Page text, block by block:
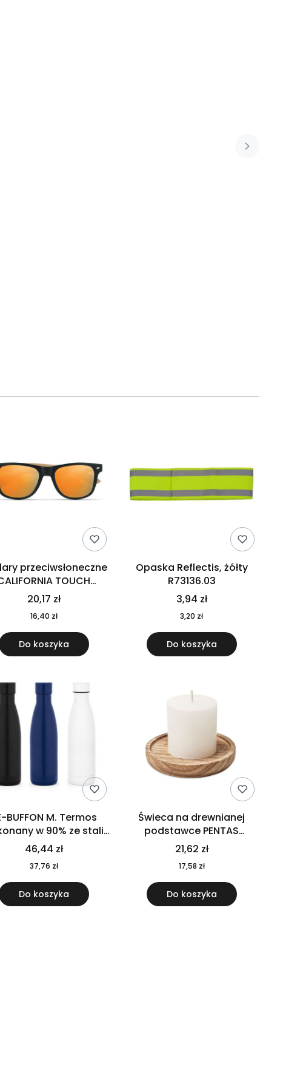
przeciwsłoneczne
TOUCH
MO9617-10
20,17 zł
16,40 zł
Do koszyka
Opaska Reflectis, żółty
R73136.03
3,94 zł
3,20 zł
Do koszyka
BUFFON M. Termos
w 90% ze stali
pochodzącej z
520 ml 94294
46,44 zł
37,76 zł
Do koszyka
Świeca na drewnianej
podstawce PENTAS
MO6282-40
21,62 zł
17,58 zł
Do koszyka